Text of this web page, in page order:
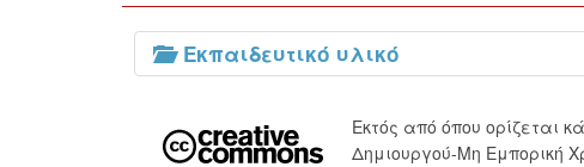
Εκπαιδευτικό υλικό
Εκτός από όπου ορίζεται
Δημιουργού-Μη Εμπορική